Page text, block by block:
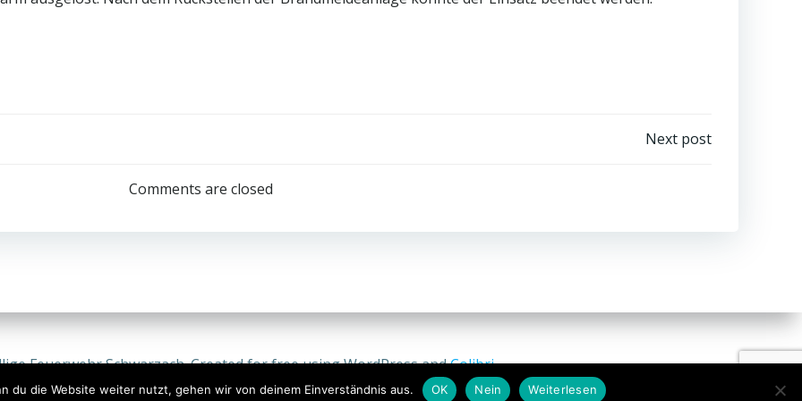
navigation
Next post
Comments are closed
Feuerwehr Schwarzach. Created for free using WordPress andColibri
du die Website weiter nutzt, gehen wir von deinem Einverständnis aus. OK Nein Weiterlesen